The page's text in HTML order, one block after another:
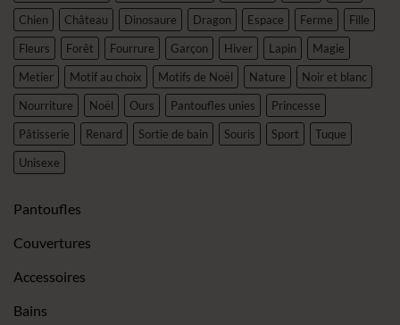
Chien
Château Dinosaure Dragon Espace Ferme
Fille
Fleurs
Forêt Fourrure Garçon Hiver Lapin
Magie
Metier
Motif au choix Motifs de Noël Nature
Noir et blanc
Nourriture
Noël Ours Pantoufles unies
Princesse
Pâtisserie
Renard Sortie de bain Souris Sport
Tuque
Unisexe
Pantoufles
Couvertures
Accessoires
Bains